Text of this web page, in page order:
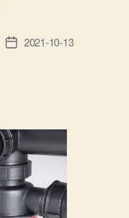
Post2021-10-13